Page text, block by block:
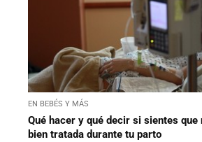
EN BEBÉS Y MÁS
Qué hacer y qué decir si sientes que
bien tratada durante tu parto